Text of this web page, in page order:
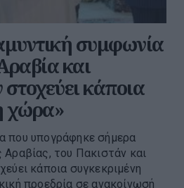
συμφωνία
και
κάποια
χώρα»
που υπογράφηκε σήμερα
Αραβίας, του Πακιστάν και
κάποια συγκεκριμένη
προεδρία σε ανακοίνωσή